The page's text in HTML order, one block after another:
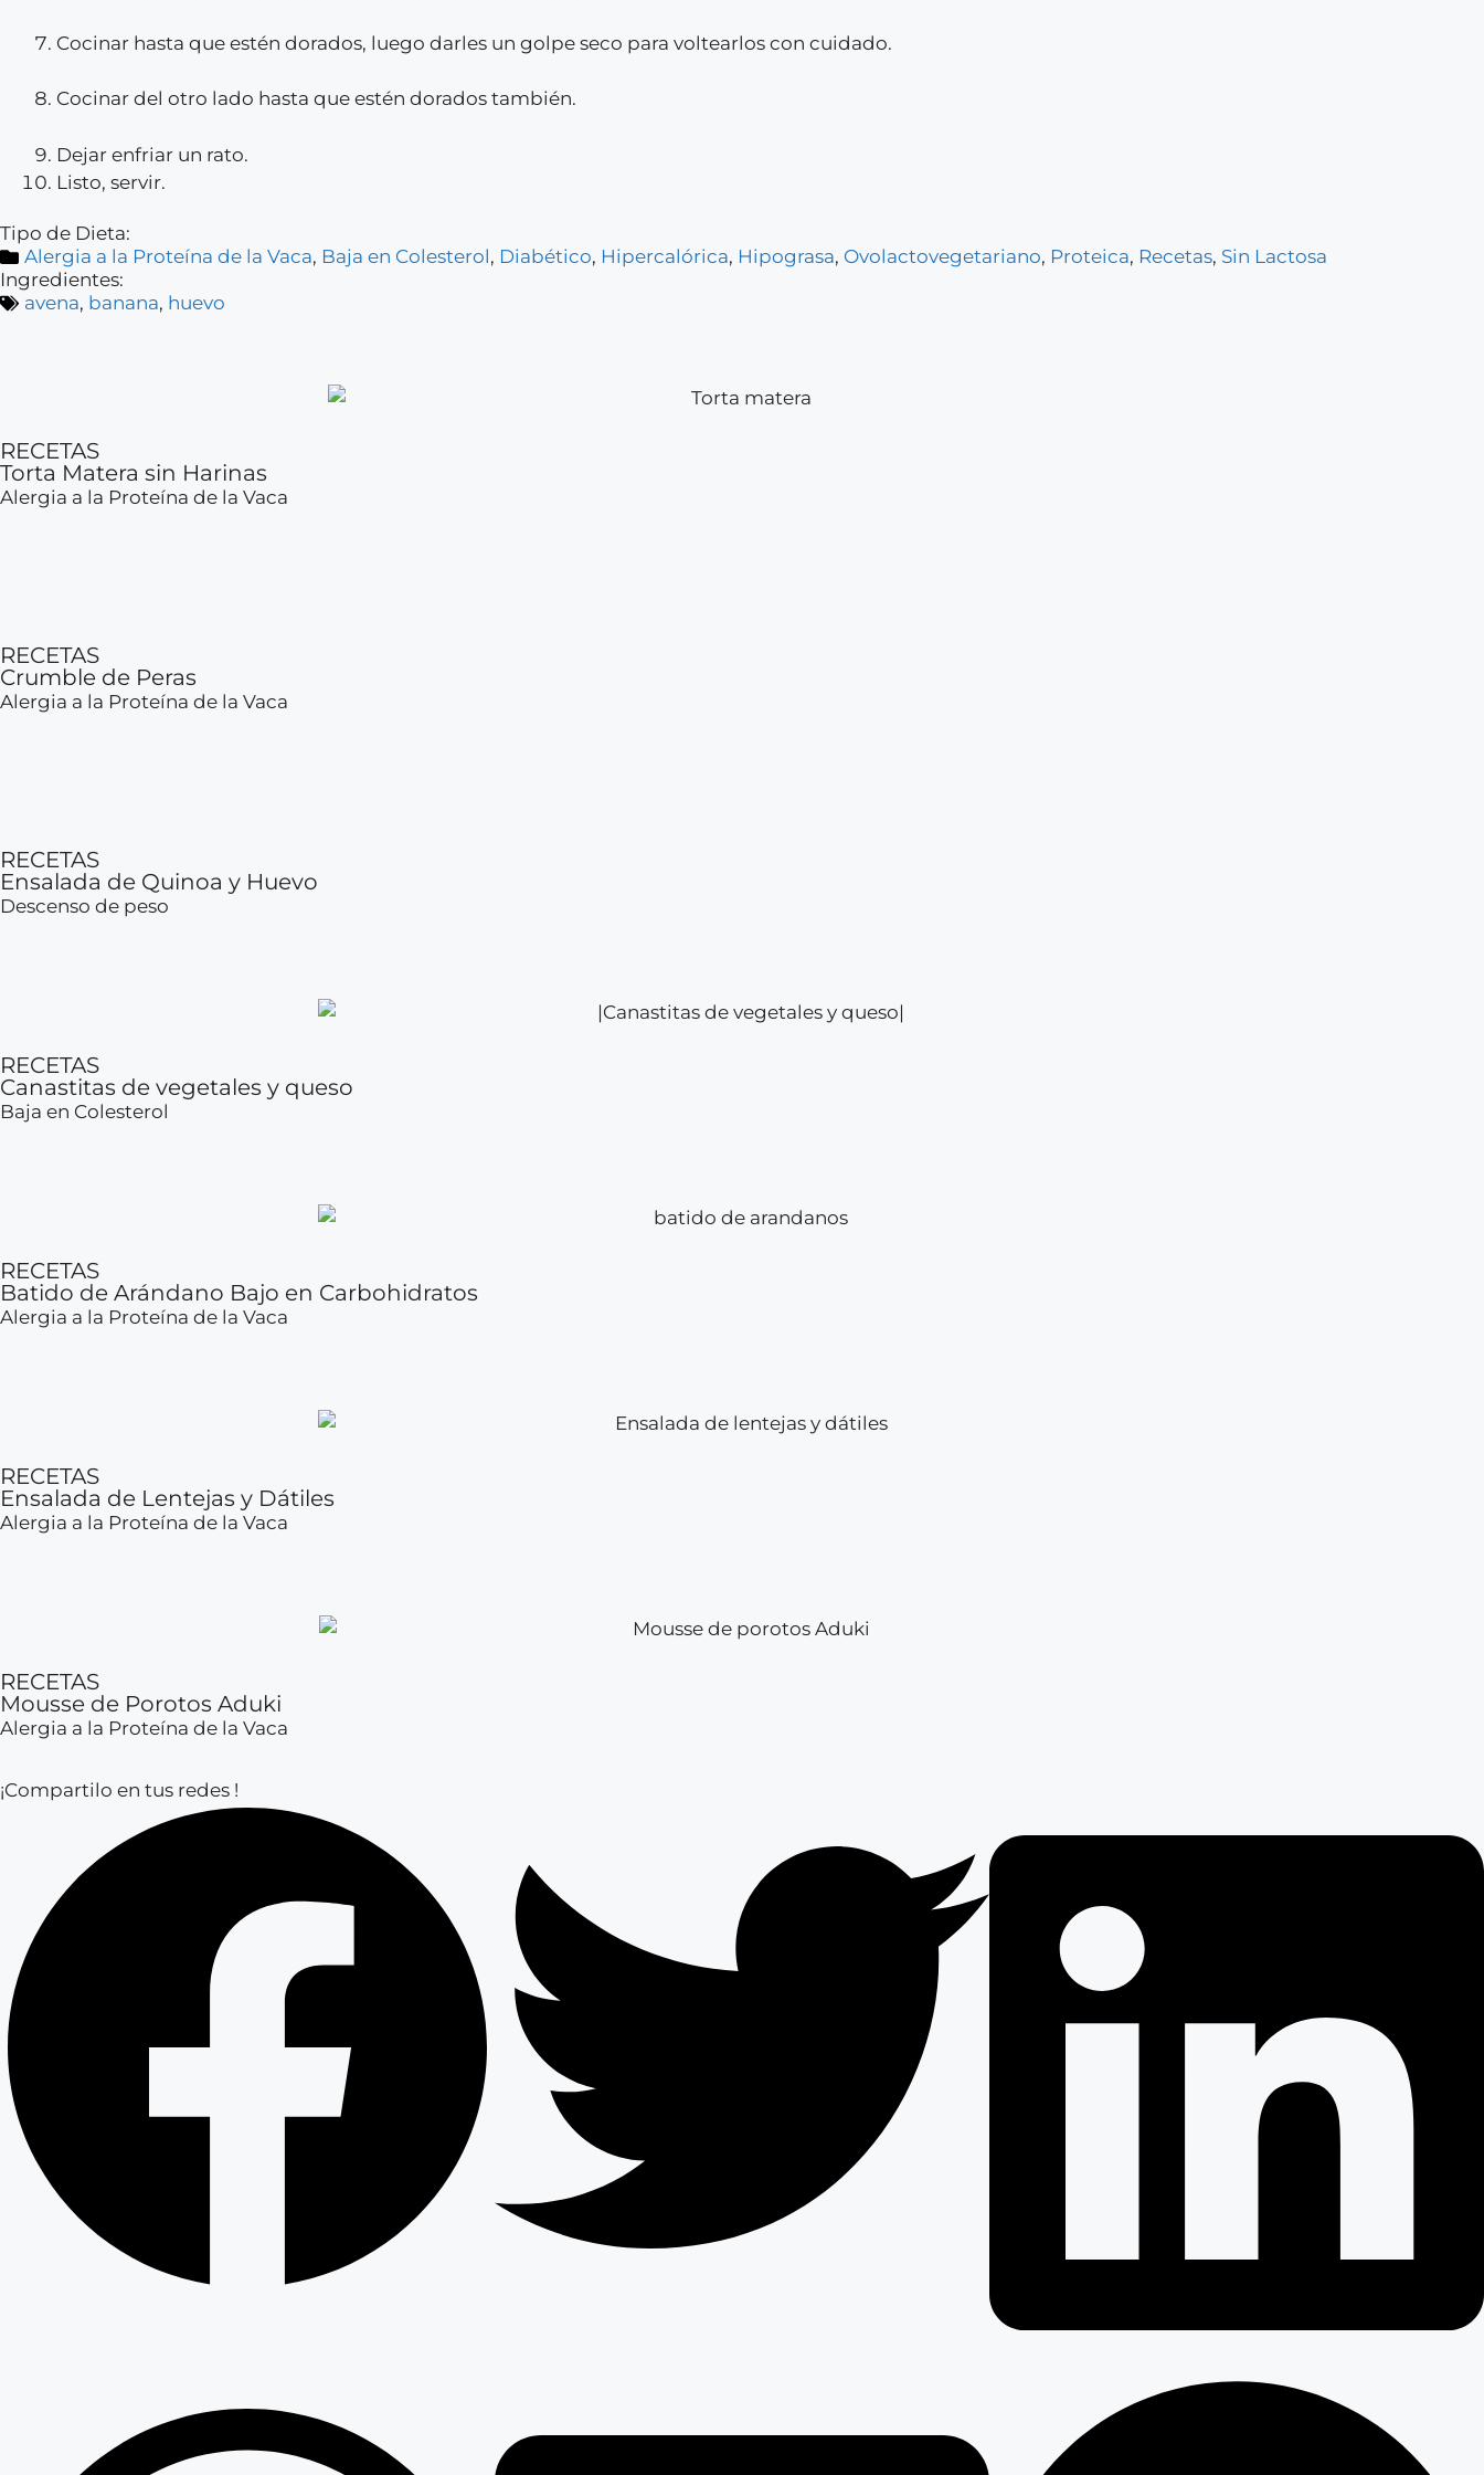
Cocinar hasta que estén dorados, luego darles un golpe seco para voltearlos con cuidado.
Cocinar del otro lado hasta que estén dorados también.
Dejar enfriar un rato.
Listo, servir.
Tipo de Dieta:
Alergia a la Proteína de la Vaca, Baja en Colesterol, Diabético, Hipercalórica, Hipograsa, Ovolactovegetariano, Proteica, Recetas, Sin Lactosa
Ingredientes:
avena, banana, huevo
RECETAS
Torta Matera sin Harinas
Alergia a la Proteína de la Vaca
RECETAS
Crumble de Peras
Alergia a la Proteína de la Vaca
RECETAS
Ensalada de Quinoa y Huevo
Descenso de peso
RECETAS
Canastitas de vegetales y queso
Baja en Colesterol
RECETAS
Batido de Arándano Bajo en Carbohidratos
Alergia a la Proteína de la Vaca
RECETAS
Ensalada de Lentejas y Dátiles
Alergia a la Proteína de la Vaca
RECETAS
Mousse de Porotos Aduki
Alergia a la Proteína de la Vaca
¡Compartilo en tus redes !